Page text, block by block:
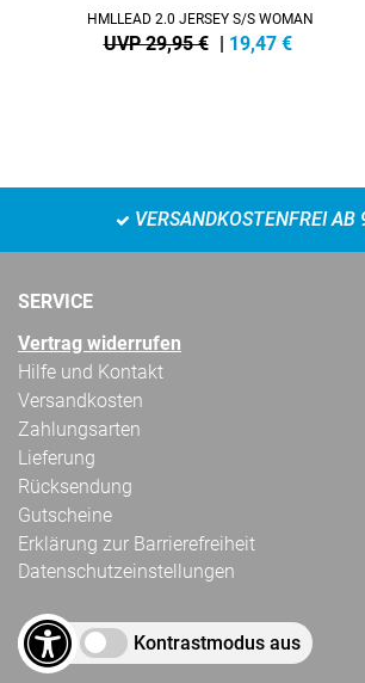
HMLLEAD 2.0 JERSEY S/S WOMAN
UVP 29,95 € | 19,47 €
VERSANDKOSTENFREI AB
SERVICE
Vertrag widerrufen
Hilfe und Kontakt
Versandkosten
Zahlungsarten
Lieferung
Rücksendung
Gutscheine
Erklärung zur Barrierefreiheit
Datenschutzeinstellungen
Kontrastmodus aus